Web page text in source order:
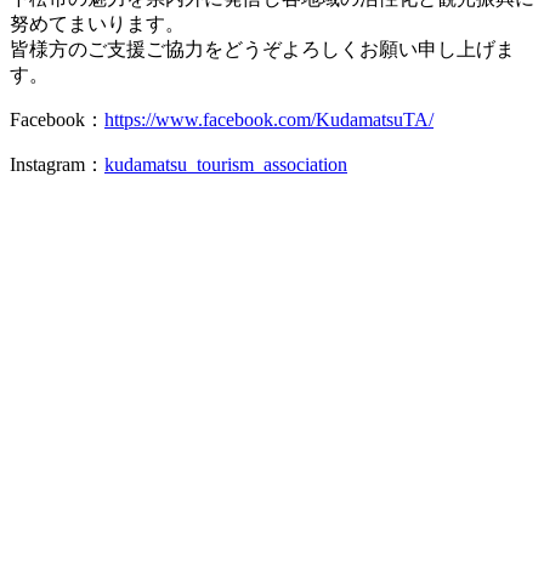
努めてまいります。
皆様方のご支援ご協力をどうぞよろしくお願い申し上げま
す。
Facebook： https://www.facebook.com/KudamatsuTA/
Instagram： kudamatsu_tourism_association